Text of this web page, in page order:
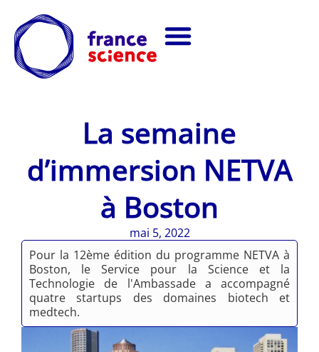
La semaine
d’immersion NETVA
à Boston
mai 5, 2022
Pour la 12ème édition du programme NETVA à
Boston, le Service pour la Science et la
Technologie de l'Ambassade a accompagné
quatre startups des domaines biotech et
medtech.